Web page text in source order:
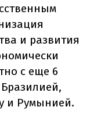
и развития
с еще 6
и Румынией.